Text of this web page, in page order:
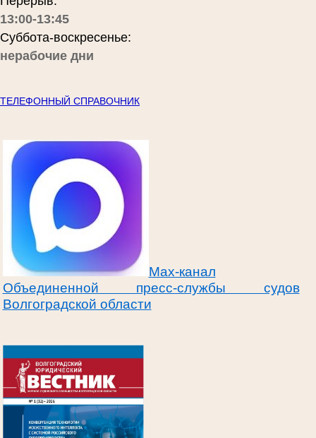
13:00-13:45
Суббота-воскресенье:
нерабочие дни
ТЕЛЕФОННЫЙ СПРАВОЧНИК
Max-канал
Объединенной пресс-службы судов
Волгоградской области